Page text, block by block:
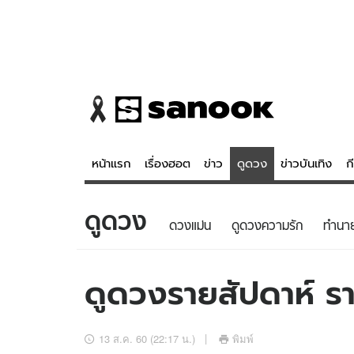
หน้าแรก เรื่องฮอต ข่าว ดูดวง ข่าวบันเทิง
ข่าว
ข่าวบันเทิง
ดูดวง -
สถิติหวยไทย
ดูดวง ดวงแม่น ดูดวงความรัก ทํานา
ดูดวงรายสัปดาห์ ร
13 ส.ค. 60 (22:17 น.) พิมพ์